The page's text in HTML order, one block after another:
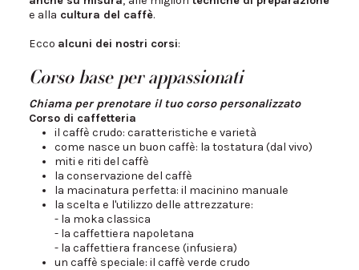
e alla cultura del caffè.
Ecco alcuni dei nostri corsi:
Corso base per appassionati
Chiama per prenotare il tuo corso personalizzato
Corso di caffetteria
il caffè crudo: caratteristiche e varietà
come nasce un buon caffè: la tostatura (dal vivo)
miti e riti del caffè
la conservazione del caffè
la macinatura perfetta: il macinino manuale
la scelta e l'utilizzo delle attrezzature:
- la moka classica
- la caffettiera napoletana
- la caffettiera francese (infusiera)
un caffè speciale: il caffè verde crudo